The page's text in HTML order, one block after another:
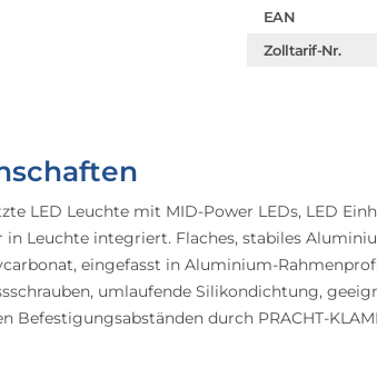
EAN
Zolltarif-Nr.
LED Leuchte mit MID-Power LEDs, LED
in Leuchte integriert. Flaches, stabiles
eingefasst in Aluminium-
umlaufende Silikondichtung,
Befestigungsabständen durch PRACHT-